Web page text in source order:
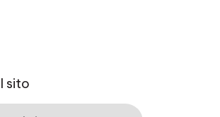
sito